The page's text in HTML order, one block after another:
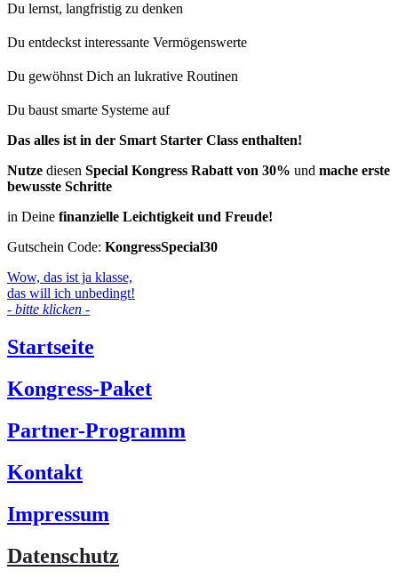
Du lernst, langfristig zu denken
Du entdeckst interessante Vermögenswerte
Du gewöhnst Dich an lukrative Routinen
Du baust smarte Systeme auf
Das alles ist in der Smart Starter Class enthalten!
Nutze diesen Special Kongress Rabatt von 30% und mache erste
bewusste Schritte
in Deine finanzielle Leichtigkeit und Freude!
Gutschein Code: KongressSpecial30
Wow, das ist ja klasse,
das will ich unbedingt!
- bitte klicken -
Startseite
Kongress-Paket
Partner-Programm
Kontakt
Impressum
Datenschutz